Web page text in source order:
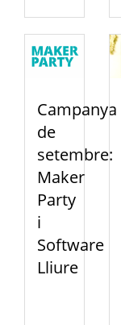
Campanya
de
setembre:
Maker
Party
i
Software
Lliure